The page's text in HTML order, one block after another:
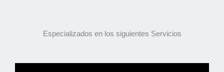
Especializados en los siguientes Servicios